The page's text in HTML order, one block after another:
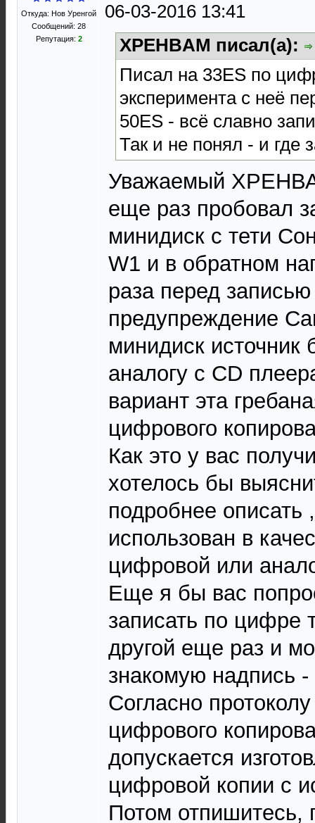
Откуда: Нов Уренгой
Сообщений: 28
Репутация: 2
06-03-2016 13:41
XPEHBAM писал(а):
Писал на 33ES по
эксперимента с неё
50ES - всё славно
Так и не понял - и где
Уважаемый
еще раз пробовал
минидиск с тети
W1 и в обратном
раза перед
предупреждение
минидиск источник
аналогу с CD
вариант эта
цифрового
Как это у вас
хотелось бы
подробнее описать
использован в
цифровой или
Еще я бы вас
записать по цифре
другой еще раз и
знакомую надпись
Согласно
цифрового
допускается
цифровой копии с
Потом отпишитесь,